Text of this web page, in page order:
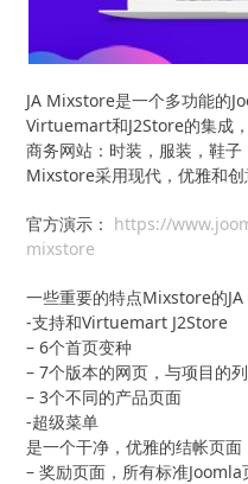
JA Mixstore是一个多功能的
Virtuemart和J2Store的集成
商务网站：时装，服装，鞋
Mixstore采用现代，优雅和创
官方演示： https://
mixstore
一些重要的特点Mixstore的JA
-支持和Virtuemart J2Store
– 6个首页变种
– 7个版本的网页，与项目的
– 3个不同的产品页面
-超级菜单
是一个干净，优雅的结帐页面
– 奖励页面，所有标准Joomla